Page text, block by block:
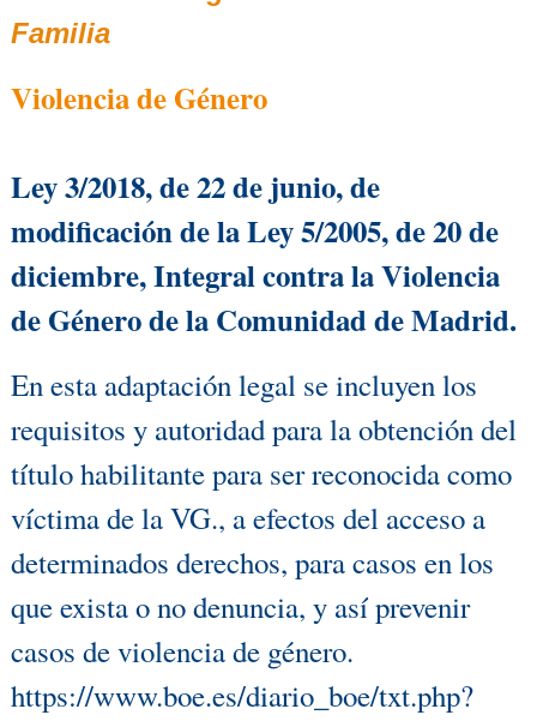
Familia
Violencia de Género
Ley 3/2018, de 22 de junio, de
modificación de la Ley 5/2005, de 20 de
diciembre, Integral contra la Violencia
de Género de la Comunidad de Madrid.
En esta adaptación legal se incluyen los
requisitos y autoridad para la obtención del
título habilitante para ser reconocida como
víctima de la VG., a efectos del acceso a
determinados derechos, para casos en los
que exista o no denuncia, y así prevenir
casos de violencia de género.
https://www.boe.es/diario_boe/txt.php?